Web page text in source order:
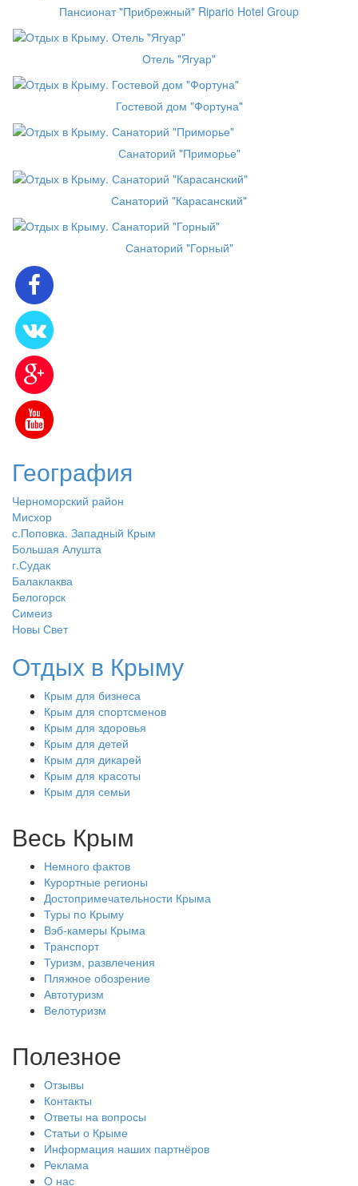
Пансионат "Прибрежный" Ripario Hotel Group
Отель "Ягуар"
Гостевой дом "Фортуна"
Санаторий "Приморье"
Санаторий "Карасанский"
Санаторий "Горный"
География
Черноморский район
Мисхор
с.Поповка. Западный Крым
Большая Алушта
г.Судак
Балаклаква
Белогорск
Симеиз
Новы Свет
Отдых в Крыму
Крым для бизнеса
Крым для спортсменов
Крым для здоровья
Крым для детей
Крым для дикарей
Крым для красоты
Крым для семьи
Весь Крым
Немного фактов
Курортные регионы
Достопримечательности Крыма
Туры по Крыму
Вэб-камеры Крыма
Транспорт
Туризм, развлечения
Пляжное обозрение
Автотуризм
Велотуризм
Полезное
Отзывы
Контакты
Ответы на вопросы
Статьи о Крыме
Информация наших партнёров
Реклама
О нас